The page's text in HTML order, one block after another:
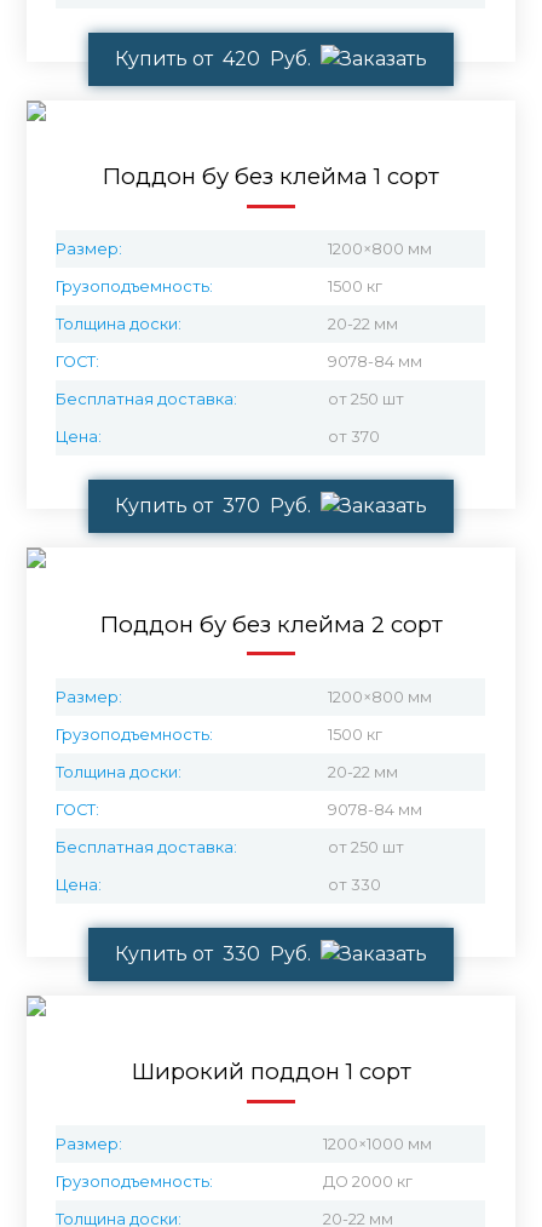
Купить от 420 Руб.
Поддон бу без клейма 1 сорт
Размер: 1200×800 мм
Грузоподъемность: 1500 кг
Толщина доски: 20-22 мм
ГОСТ: 9078-84 мм
Бесплатная доставка: от 250 шт
Цена: от 370
Купить от 370 Руб.
Поддон бу без клейма 2 сорт
Размер: 1200×800 мм
Грузоподъемность: 1500 кг
Толщина доски: 20-22 мм
ГОСТ: 9078-84 мм
Бесплатная доставка: от 250 шт
Цена: от 330
Купить от 330 Руб.
Широкий поддон 1 сорт
Размер: 1200×1000 мм
Грузоподъемность: ДО 2000 кг
Толщина доски: 20-22 мм